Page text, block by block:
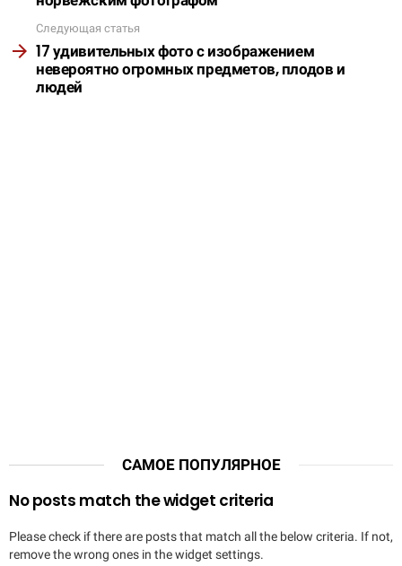
Следующая статья
17 удивительных фото с изображением
невероятно огромных предметов, плодов и
людей
САМОЕ ПОПУЛЯРНОЕ
No posts match the widget criteria
Please check if there are posts that match all the below criteria. If not,
remove the wrong ones in the widget settings.